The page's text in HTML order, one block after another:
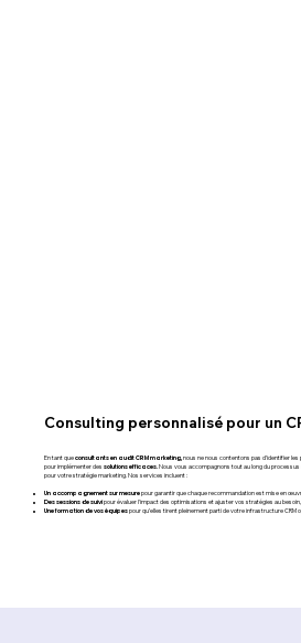
Consulting personnalisé pour un
En tant queconsultants en audit CRM marketing,nous ne nous contentons pas d’identifier
pour implémenter des solutions efficaces.Nous vous accompagnons tout au long du
pour votre stratégie marketing. Nos services incluent :
Un accompagnement sur mesurepour garantir que chaque recommandation est mise en
Des sessions de suivipour évaluer l'impact des optimisations et ajuster vos stratégies au besoin,
Une formation de vos équipespour qu’elles tirent pleinement parti de votre infrastructure CRM